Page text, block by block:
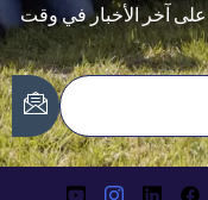
على آخر الأخبار في وقت